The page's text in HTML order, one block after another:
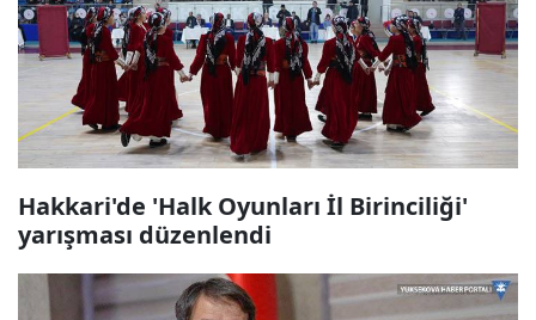
Hakkari'de 'Halk Oyunları İl Birinciliği'
yarışması düzenlendi